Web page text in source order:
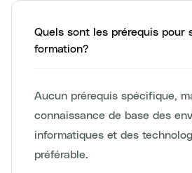
Quels sont les prérequis pour
formation?
Aucun prérequis spécifique,
connaissance de base des
informatiques et des
préférable.